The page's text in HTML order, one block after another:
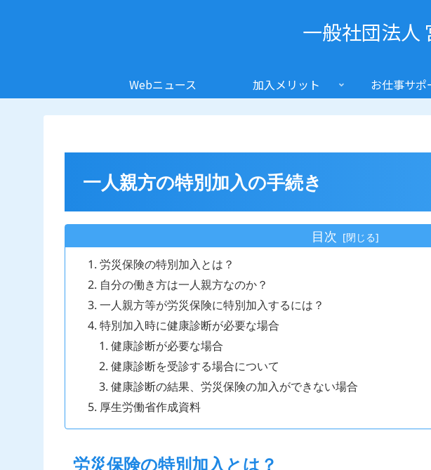
一般社団法人
Webニュース 加入メリット お仕事サポ
一人親方の特別加入の手続き
目次
労災保険の特別加入とは？
自分の働き方は一人親方なのか？
一人親方等が労災保険に特別加入するには？
特別加入時に健康診断が必要な場合
健康診断が必要な場合
健康診断を受診する場合について
健康診断の結果、労災保険の加入ができない場合
厚生労働省作成資料
労災保険の特別加入とは？